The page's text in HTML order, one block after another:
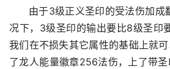
由于3级正义圣印的受法伤加成
况下，3级圣印的输出要比8级圣印
我们在不损失其它属性的基础上就
了龙人能量徽章256法伤，上了带